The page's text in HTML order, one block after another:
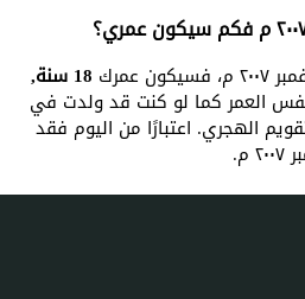
18 سنة,
العمر كما لو كنت قد ولدت في
حسب التقويم الهجري. اعتبارًا من اليوم فقد